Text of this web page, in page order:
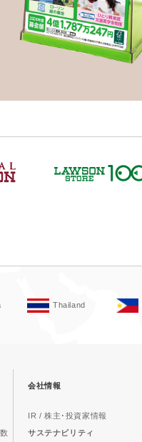
Thailand
会社情報
IR / 株主･投資家情報
サステナビリティ